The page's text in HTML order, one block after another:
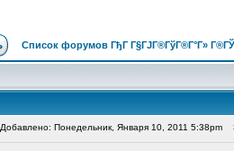
Список форумов ГђГ Г§ГЈГ®ГўГ®Г°Г»
Добавлено: Понедельник, Января 10, 2011 5:38pm